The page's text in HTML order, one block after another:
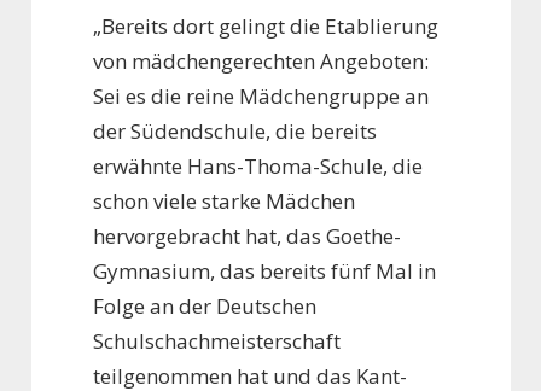
„Bereits dort gelingt die Etablierung
von mädchengerechten Angeboten:
Sei es die reine Mädchengruppe an
der Südendschule, die bereits
erwähnte Hans-Thoma-Schule, die
schon viele starke Mädchen
hervorgebracht hat, das Goethe-
Gymnasium, das bereits fünf Mal in
Folge an der Deutschen
Schulschachmeisterschaft
teilgenommen hat und das Kant-